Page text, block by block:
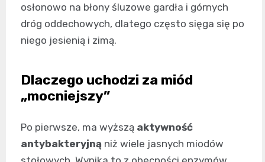
osłonowo na błony śluzowe gardła i górnych
dróg oddechowych, dlatego często sięga się po
niego jesienią i zimą.
Dlaczego uchodzi za miód
„mocniejszy”
Po pierwsze, ma wyższą aktywność
antybakteryjną niż wiele jasnych miodów